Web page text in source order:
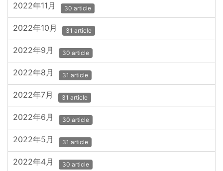
2022年11月 30 article
2022年10月 31 article
2022年9月 30 article
2022年8月 31 article
2022年7月 31 article
2022年6月 30 article
2022年5月 31 article
2022年4月 30 article